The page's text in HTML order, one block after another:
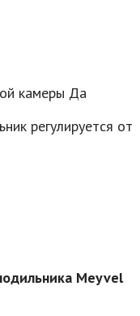
камеры Да
регулируется от
Meyvel